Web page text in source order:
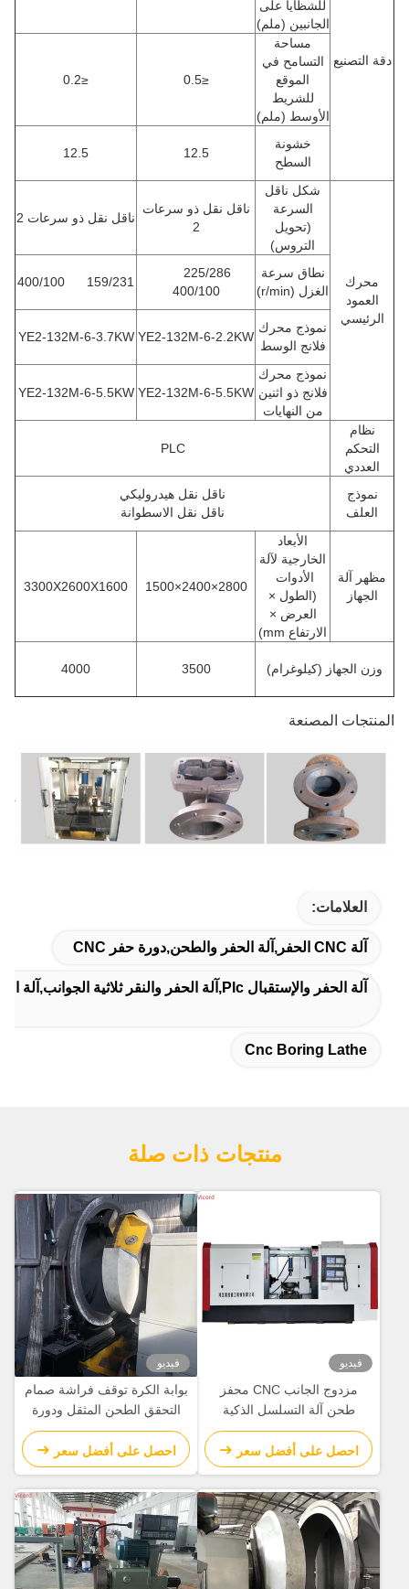
دقة التصنيع
للشظايا على
الجانبين (ملم)
مساحة
التسامح في
الموقع
للشريط
الأوسط (ملم)
≤0.5
≤0.2
خشونة
السطح
12.5
12.5
محرك
العمود
الرئيسي
شكل ناقل
السرعة
(تحويل
التروس)
ناقل نقل ذو سرعات
2
ناقل نقل ذو سرعات 2
نطاق سرعة
الغزل (r/min)
225/286
400/100
159/231
400/100
نموذج محرك
فلانج الوسط
YE2-132M-6-2.2KW
YE2-132M-6-3.7KW
نموذج محرك
فلانج ذو اثنين
من النهايات
YE2-132M-6-5.5KW
YE2-132M-6-5.5KW
نظام
التحكم
العددي
PLC
نموذج
العلف
ناقل نقل هيدروليكي
ناقل نقل الاسطوانة
مظهر آلة
الجهاز
الأبعاد
الخارجية لآلة
الأدوات
(الطول ×
العرض ×
الارتفاع mm)
2800×2400×1500
3300X2600X1600
وزن الجهاز (كيلوغرام) 3500
4000
المنتجات المصنعة
العلامات:
آلة CNC الحفر,آلة الحفر والطحن,دورة حفر CNC
آلة الحفر والإستقبال Plc,آلة الحفر والنقر ثلاثية الجوانب,آلة الحفر والطحن الآلية
Cnc Boring Lathe
منتجات ذات صلة
فيديو
مزدوج الجانب CNC محفز
طحن آلة التسلسل الذكية
بالكامل الآلية
احصل على أفضل سعر
فيديو
بوابة الكرة توقف فراشة صمام
التحقق الطحن المثقل ودورة
الجهاز الدوارة 50 R/Min
احصل على أفضل سعر